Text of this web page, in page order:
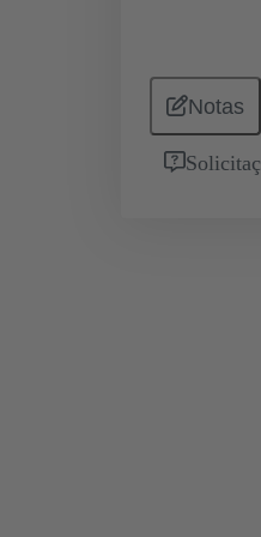
Notas